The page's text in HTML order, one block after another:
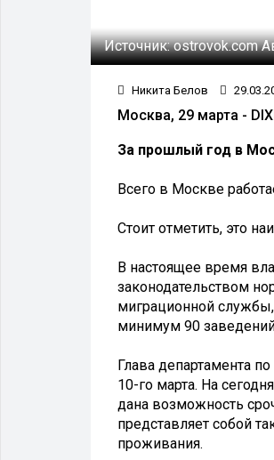
Источник:ostrovok.com
Никита Белов
Москва, 29 марта -
За прошлый год в
Всего в Москве
Стоит отметить, это
В настоящее время
законодательством
миграционной
минимум 90
Глава департамента
10-го марта. На
дана возможность
представляет собой
проживания.